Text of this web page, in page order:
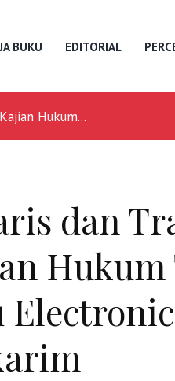
BUKU EDITORIAL
Hukum...
dan